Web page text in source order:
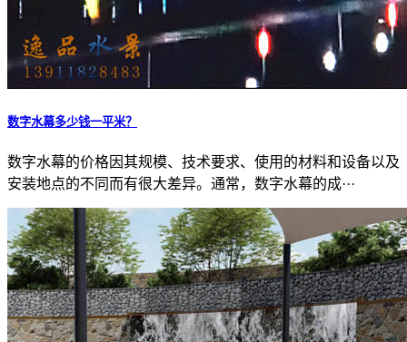
数字水幕多少钱一平米？
数字水幕的价格因其规模、技术要求、使用的材料和设备以及
安装地点的不同而有很大差异。通常，数字水幕的成···